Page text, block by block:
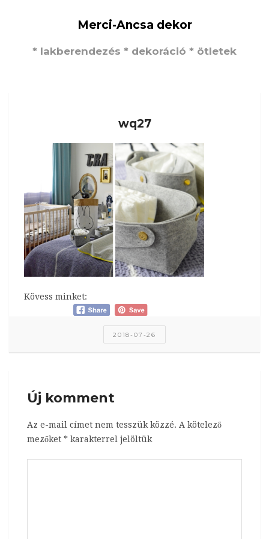
Merci-Ancsa dekor
* lakberendezés * dekoráció * ötletek
wq27
Kövess minket:
2018-07-26
Új komment
Az e-mail címet nem tesszük közzé. A kötelező
mezőket * karakterrel jelöltük